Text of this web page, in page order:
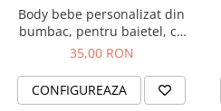
Cadouri 1-8 Martie
Cadouri Paste
Halloween
Portfard Personalizat
Body bebe personalizat din
bumbac, pentru baietel, cu
nume si pisicuta, cadou
35,00 RON
CONFIGUREAZA